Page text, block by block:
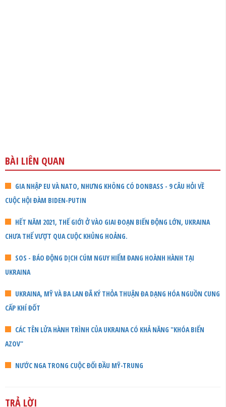
BÀI LIÊN QUAN
GIA NHẬP EU VÀ NATO, NHƯNG KHÔNG CÓ DONBASS - 9 CÂU HỎI VỀ
CUỘC HỘI ĐÀM BIDEN-PUTIN
HẾT NĂM 2021, THẾ GIỚI Ở VÀO GIAI ĐOẠN BIẾN ĐỘNG LỚN, UKRAINA
CHƯA THỂ VƯỢT QUA CUỘC KHỦNG HOẢNG.
SOS - BÁO ĐỘNG DỊCH CÚM NGUY HIỂM ĐANG HOÀNH HÀNH TẠI
UKRAINA
UKRAINA, MỸ VÀ BA LAN ĐÃ KÝ THỎA THUẬN ĐA DẠNG HÓA NGUỒN CUNG
CẤP KHÍ ĐỐT
CÁC TÊN LỬA HÀNH TRÌNH CỦA UKRAINA CÓ KHẢ NĂNG "KHÓA BIỂN
AZOV"
NƯỚC NGA TRONG CUỘC ĐỐI ĐẦU MỸ-TRUNG
TRẢ LỜI